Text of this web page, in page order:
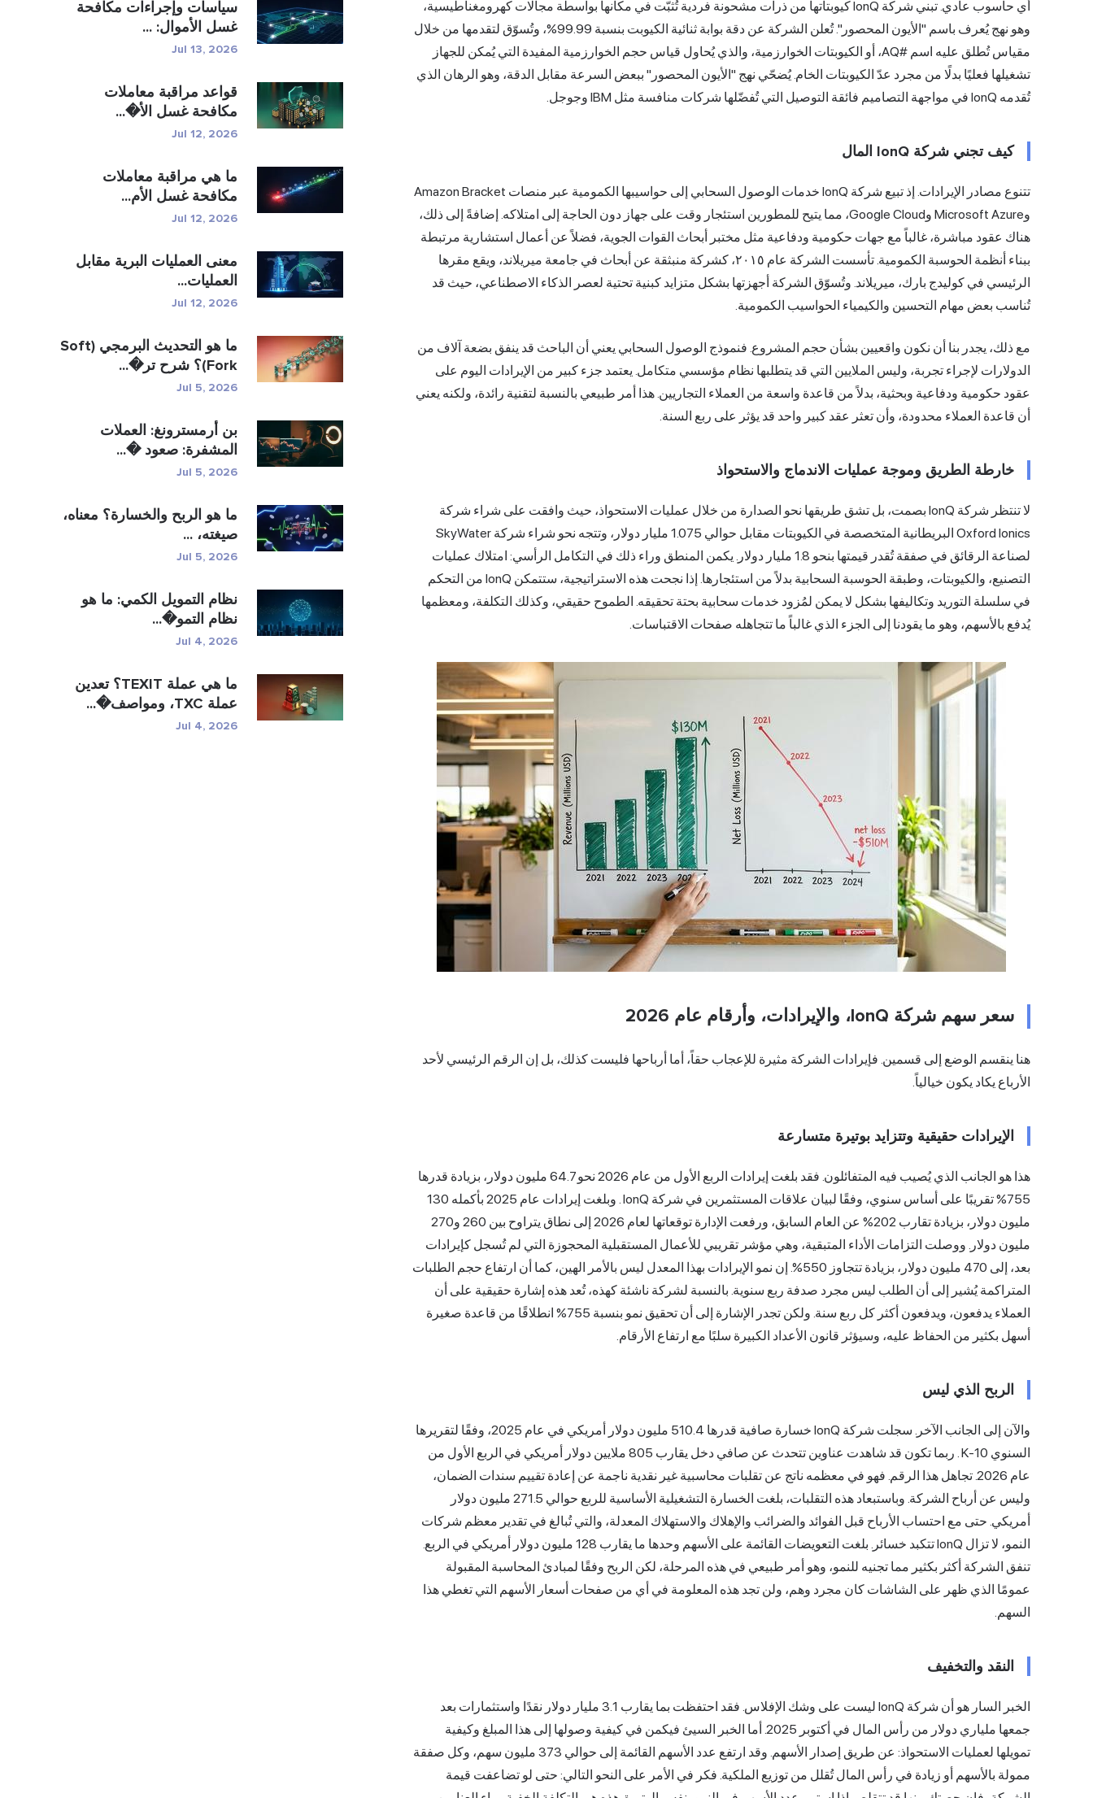
أي حاسوب عادي. تبني شركة IonQ كيوبتاتها من ذرات مشحونة فردية تُثبّت في مكانها بواسطة مجالات كهرومغناطيسية،
وهو نهج يُعرف باسم "الأيون المحصور". تُعلن الشركة عن دقة بوابة ثنائية الكيوبت بنسبة 99.99%، وتُسوّق لتقدمها من خلال
مقياس تُطلق عليه اسم #AQ، أو الكيوبتات الخوارزمية، والذي يُحاول قياس حجم الخوارزمية المفيدة التي يُمكن للجهاز
تشغيلها فعليًا بدلًا من مجرد عدّ الكيوبتات الخام. يُضحّي نهج "الأيون المحصور" ببعض السرعة مقابل الدقة، وهو الرهان الذي
تُقدمه IonQ في مواجهة التصاميم فائقة التوصيل التي تُفضّلها شركات منافسة مثل IBM وجوجل.
كيف تجني شركة IonQ المال
تتنوع مصادر الإيرادات. إذ تبيع شركة IonQ خدمات الوصول السحابي إلى حواسيبها الكمومية عبر منصات Amazon Bracket
وMicrosoft Azure وGoogle Cloud، مما يتيح للمطورين استئجار وقت على جهاز دون الحاجة إلى امتلاكه. إضافةً إلى ذلك،
هناك عقود مباشرة، غالباً مع جهات حكومية ودفاعية مثل مختبر أبحاث القوات الجوية، فضلاً عن أعمال استشارية مرتبطة
ببناء أنظمة الحوسبة الكمومية. تأسست الشركة عام ٢٠١٥، كشركة منبثقة عن أبحاث في جامعة ميريلاند، ويقع مقرها
الرئيسي في كوليدج بارك، ميريلاند. وتُسوّق الشركة أجهزتها بشكل متزايد كبنية تحتية لعصر الذكاء الاصطناعي، حيث قد
تُناسب بعض مهام التحسين والكيمياء الحواسيب الكمومية.
مع ذلك، يجدر بنا أن نكون واقعيين بشأن حجم المشروع. فنموذج الوصول السحابي يعني أن الباحث قد ينفق بضعة آلاف من
الدولارات لإجراء تجربة، وليس الملايين التي قد يتطلبها نظام مؤسسي متكامل. يعتمد جزء كبير من الإيرادات اليوم على
عقود حكومية ودفاعية وبحثية، بدلاً من قاعدة واسعة من العملاء التجاريين. هذا أمر طبيعي بالنسبة لتقنية رائدة، ولكنه يعني
أن قاعدة العملاء محدودة، وأن تعثر عقد كبير واحد قد يؤثر على ربع السنة.
خارطة الطريق وموجة عمليات الاندماج والاستحواذ
لا تنتظر شركة IonQ بصمت، بل تشق طريقها نحو الصدارة من خلال عمليات الاستحواذ، حيث وافقت على شراء شركة
Oxford Ionics البريطانية المتخصصة في الكيوبتات مقابل حوالي 1.075 مليار دولار، وتتجه نحو شراء شركة SkyWater
لصناعة الرقائق في صفقة تُقدر قيمتها بنحو 1.8 مليار دولار. يكمن المنطق وراء ذلك في التكامل الرأسي: امتلاك عمليات
التصنيع، والكيوبتات، وطبقة الحوسبة السحابية بدلاً من استئجارها. إذا نجحت هذه الاستراتيجية، ستتمكن IonQ من التحكم
في سلسلة التوريد وتكاليفها بشكل لا يمكن لمُزود خدمات سحابية بحتة تحقيقه. الطموح حقيقي، وكذلك التكلفة، ومعظمها
يُدفع بالأسهم، وهو ما يقودنا إلى الجزء الذي غالباً ما تتجاهله صفحات الاقتباسات.
سعر سهم شركة IonQ، والإيرادات، وأرقام عام 2026
هنا ينقسم الوضع إلى قسمين. فإيرادات الشركة مثيرة للإعجاب حقاً، أما أرباحها فليست كذلك، بل إن الرقم الرئيسي لأحد
الأرباع يكاد يكون خيالياً.
الإيرادات حقيقية وتتزايد بوتيرة متسارعة
هذا هو الجانب الذي يُصيب فيه المتفائلون. فقد بلغت إيرادات الربع الأول من عام 2026 نحو 64.7 مليون دولار، بزيادة قدرها
755% تقريبًا على أساس سنوي، وفقًا لبيان
علاقات المستثمرين في شركة IonQ
. وبلغت إيرادات عام 2025 بأكمله 130
مليون دولار، بزيادة تقارب 202% عن العام السابق، ورفعت الإدارة توقعاتها لعام 2026 إلى نطاق يتراوح بين 260 و270
مليون دولار. ووصلت التزامات الأداء المتبقية، وهي مؤشر تقريبي للأعمال المستقبلية المحجوزة التي لم تُسجل كإيرادات
بعد، إلى 470 مليون دولار، بزيادة تتجاوز 550%. إن نمو الإيرادات بهذا المعدل ليس بالأمر الهين، كما أن ارتفاع حجم الطلبات
المتراكمة يُشير إلى أن الطلب ليس مجرد صدفة ربع سنوية. بالنسبة لشركة ناشئة كهذه، تُعد هذه إشارة حقيقية على أن
العملاء يدفعون، ويدفعون أكثر كل ربع سنة. ولكن تجدر الإشارة إلى أن تحقيق نمو بنسبة 755% انطلاقًا من قاعدة صغيرة
أسهل بكثير من الحفاظ عليه، وسيؤثر قانون الأعداد الكبيرة سلبًا مع ارتفاع الأرقام.
الربح الذي ليس
والآن إلى الجانب الآخر. سجلت
شركة IonQ خسارة صافية قدرها 510.4 مليون دولار أمريكي في عام 2025، وفقًا لتقريرها
السنوي 10-K
. ربما تكون قد شاهدت عناوين تتحدث عن صافي دخل يقارب 805 ملايين دولار أمريكي في الربع الأول من
عام 2026. تجاهل هذا الرقم. فهو في معظمه ناتج عن تقلبات محاسبية غير نقدية ناجمة عن إعادة تقييم سندات الضمان،
وليس عن أرباح الشركة. وباستبعاد هذه التقلبات، بلغت الخسارة التشغيلية الأساسية للربع حوالي 271.5 مليون دولار
أمريكي. حتى مع احتساب الأرباح قبل الفوائد والضرائب والإهلاك والاستهلاك المعدلة، والتي تُبالغ في تقدير معظم شركات
النمو، لا تزال IonQ تتكبد خسائر. بلغت التعويضات القائمة على الأسهم وحدها ما يقارب 128 مليون دولار أمريكي في الربع.
تنفق الشركة أكثر بكثير مما تجنيه للنمو، وهو أمر طبيعي في هذه المرحلة، لكن الربح وفقًا لمبادئ المحاسبة المقبولة
عمومًا الذي ظهر على الشاشات كان مجرد وهم، ولن تجد هذه المعلومة في أي من صفحات أسعار الأسهم التي تغطي هذا
السهم.
النقد والتخفيف
الخبر السار هو أن شركة IonQ ليست على وشك الإفلاس. فقد احتفظت بما يقارب 3.1 مليار دولار نقدًا واستثمارات بعد
جمعها ملياري دولار من رأس المال في أكتوبر 2025. أما الخبر السيئ فيكمن في كيفية وصولها إلى هذا المبلغ وكيفية
تمويلها لعمليات الاستحواذ: عن طريق إصدار الأسهم. وقد ارتفع عدد الأسهم القائمة إلى حوالي 373 مليون سهم، وكل صفقة
ممولة بالأسهم أو زيادة في رأس المال تُقلل من توزيع الملكية. فكر في الأمر على النحو التالي: حتى لو تضاعفت قيمة
سياسات وإجراءات مكافحة
غسل الأموال: ...
Jul 13, 2026
قواعد مراقبة معاملات
مكافحة غسل الأ�...
Jul 12, 2026
ما هي مراقبة معاملات
مكافحة غسل الأم...
Jul 12, 2026
معنى العمليات البرية مقابل
العمليات...
Jul 12, 2026
ما هو التحديث البرمجي (Soft
Fork)؟ شرح تر�...
Jul 5, 2026
بن أرمسترونغ: العملات
المشفرة: صعود �...
Jul 5, 2026
ما هو الربح والخسارة؟ معناه،
صيغته، ...
Jul 5, 2026
نظام التمويل الكمي: ما هو
نظام التمو�...
Jul 4, 2026
ما هي عملة TEXIT؟ تعدين
عملة TXC، ومواصف�...
Jul 4, 2026